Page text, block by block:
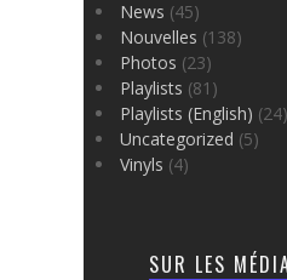
News (45)
Nouvelles (138)
Photos (23)
Playlists (81)
Playlists (English) (24)
Uncategorized (5)
Vinyls (4)
SUR LES